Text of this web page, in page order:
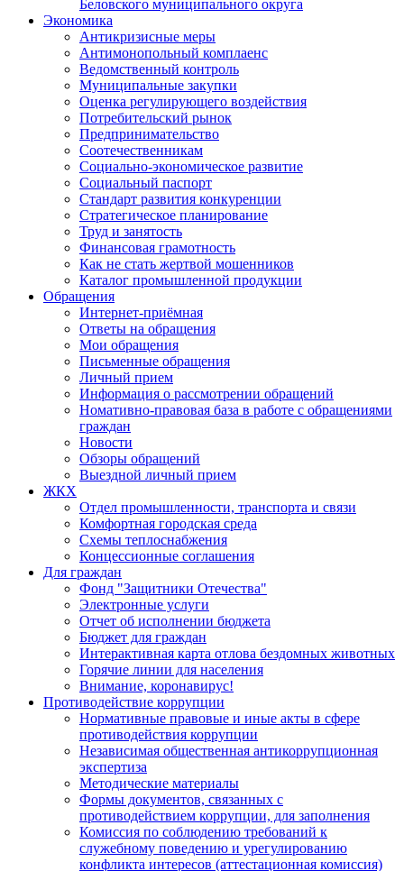
Беловского муниципального округа
Экономика
Антикризисные меры
Антимонопольный комплаенс
Ведомственный контроль
Муниципальные закупки
Оценка регулирующего воздействия
Потребительский рынок
Предпринимательство
Соотечественникам
Социально-экономическое развитие
Социальный паспорт
Стандарт развития конкуренции
Стратегическое планирование
Труд и занятость
Финансовая грамотность
Как не стать жертвой мошенников
Каталог промышленной продукции
Обращения
Интернет-приёмная
Ответы на обращения
Мои обращения
Письменные обращения
Личный прием
Информация о рассмотрении обращений
Номативно-правовая база в работе с обращениями
граждан
Новости
Обзоры обращений
Выездной личный прием
ЖКХ
Отдел промышленности, транспорта и связи
Комфортная городская среда
Схемы теплоснабжения
Концессионные соглашения
Для граждан
Фонд "Защитники Отечества"
Электронные услуги
Отчет об исполнении бюджета
Бюджет для граждан
Интерактивная карта отлова бездомных животных
Горячие линии для населения
Внимание, коронавирус!
Противодействие коррупции
Нормативные правовые и иные акты в сфере
противодействия коррупции
Независимая общественная антикоррупционная
экспертиза
Методические материалы
Формы документов, связанных с
противодействием коррупции, для заполнения
Комиссия по соблюдению требований к
служебному поведению и урегулированию
конфликта интересов (аттестационная комиссия)